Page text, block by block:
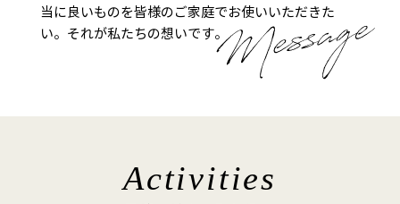
当に良いものを皆様のご家庭でお使いいただきた
い。それが私たちの想いです。
Activities